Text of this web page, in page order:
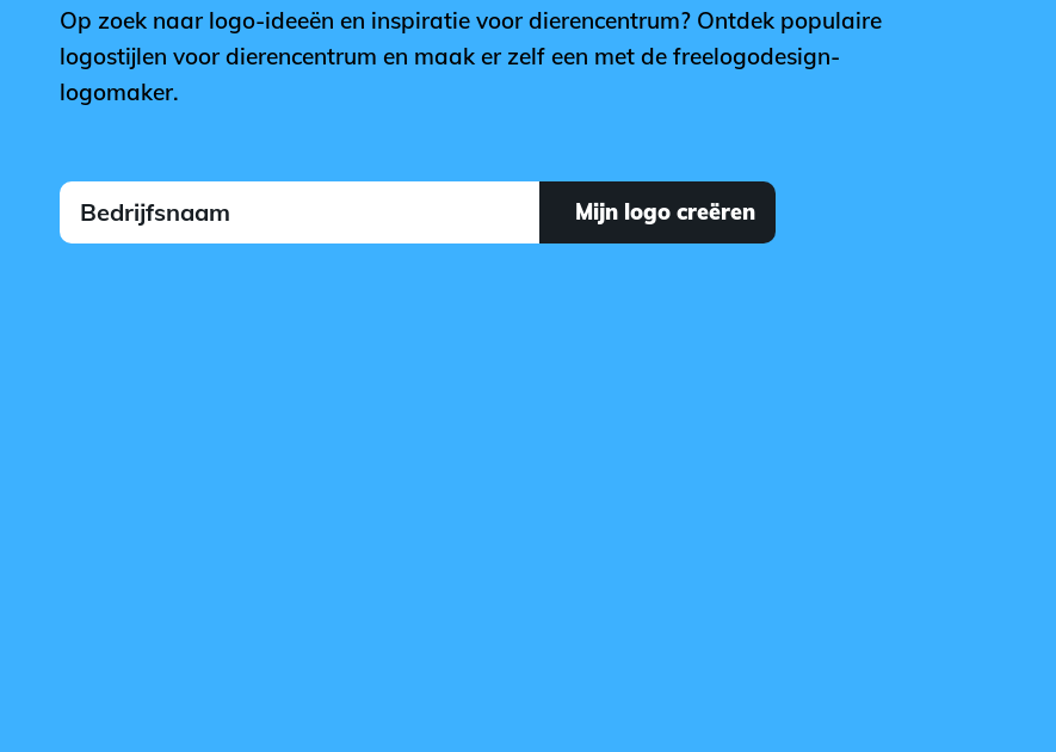
Op zoek naar logo-ideeën en inspiratie voor dierencentrum? Ontdek populaire
logostijlen voor dierencentrum en maak er zelf een met de freelogodesign-
logomaker.
Mijn logo creëren